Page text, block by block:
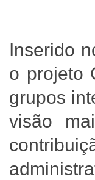
Inserido
o projeto
grupos
visão